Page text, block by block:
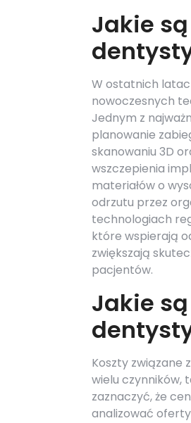
Jakie
W ostatnich
nowoczesnych
Jednym z
planowanie
skanowaniu 3D
wszczepienia
materiałów o
odrzutu przez
technologiach
które wspierają
zwiększają
pacjentów.
Jakie
Koszty związane
wielu czynników,
zaznaczyć, że
analizować